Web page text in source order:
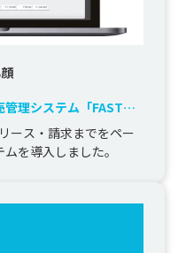
理システム「FAST」
ース・請求までをペー
を導入しました。